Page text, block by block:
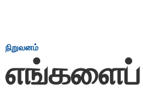
நிறுவனம்
எங்களைப்